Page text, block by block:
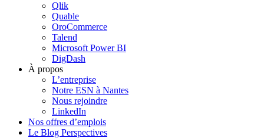
Qlik
Quable
OroCommerce
Talend
Microsoft Power BI
DigDash
À propos
L’entreprise
Notre ESN à Nantes
Nous rejoindre
LinkedIn
Nos offres d’emplois
Le Blog Perspectives